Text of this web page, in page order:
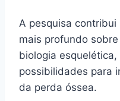
A pesquisa
mais profundo
biologia
possibilidades para
da perda óssea.